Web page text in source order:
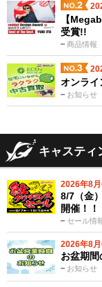
商品情報
【
受賞!!
お知らせ
オンライ
キャスティ
2026年8
セール情
8/7（金
開催！！
2026年8
お知らせ
お盆期